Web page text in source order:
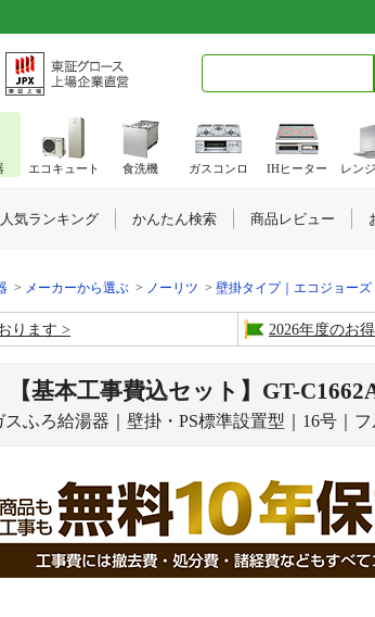
メーカーから選ぶ ノーリツ 壁掛タイプ｜エコジョーズ
ります 2026年度のお
【基本工事費込セット】GT-
スふろ給湯器｜壁掛・PS標準設置型｜16号｜
エコキュート 食洗機 ガスコンロ IHヒーター レン
人気ランキング かんたん検索 商品レビュー